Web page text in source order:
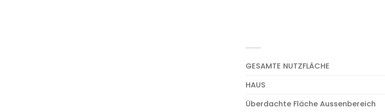
GESAMTE NUTZFLÄCHE
HAUS
Überdachte Fläche Aussenbereich